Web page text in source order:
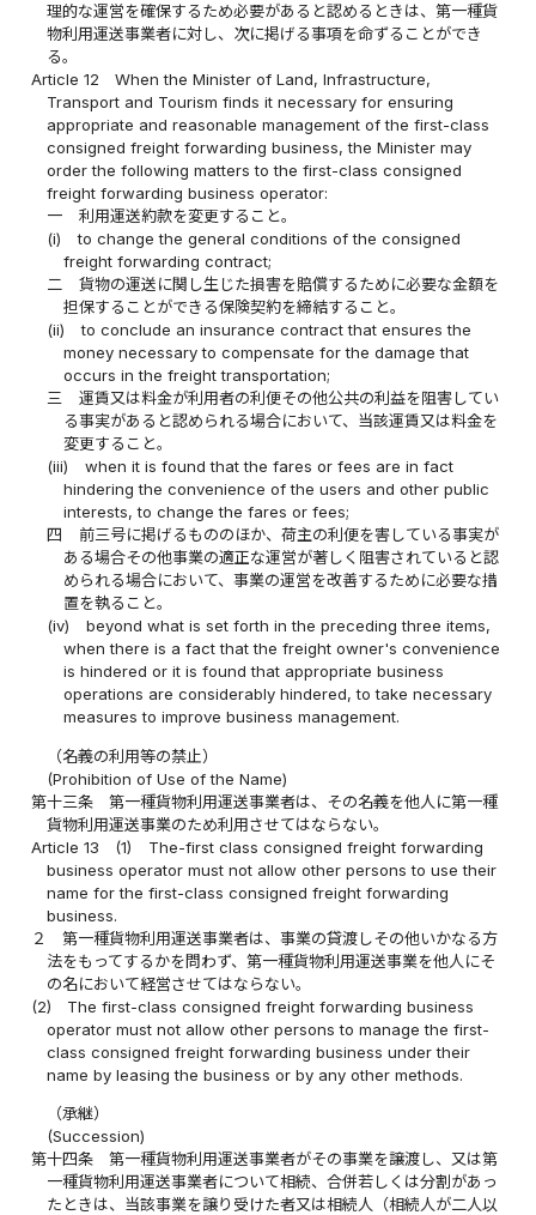
理的な運営を確保するため必要があると認めるときは、第一種貨
物利用運送事業者に対し、次に掲げる事項を命ずることができ
る。
Article 12
When the Minister of Land, Infrastructure,
Transport and Tourism finds it necessary for ensuring
appropriate and reasonable management of the first-class
consigned freight forwarding business, the Minister may
order the following matters to the first-class consigned
freight forwarding business operator:
一
利用運送約款を変更すること。
(i)
to change the general conditions of the consigned
freight forwarding contract;
二
貨物の運送に関し生じた損害を賠償するために必要な金額を
担保することができる保険契約を締結すること。
(ii)
to conclude an insurance contract that ensures the
money necessary to compensate for the damage that
occurs in the freight transportation;
三
運賃又は料金が利用者の利便その他公共の利益を阻害してい
る事実があると認められる場合において、当該運賃又は料金を
変更すること。
(iii)
when it is found that the fares or fees are in fact
hindering the convenience of the users and other public
interests, to change the fares or fees;
四
前三号に掲げるもののほか、荷主の利便を害している事実が
ある場合その他事業の適正な運営が著しく阻害されていると認
められる場合において、事業の運営を改善するために必要な措
置を執ること。
(iv)
beyond what is set forth in the preceding three items,
when there is a fact that the freight owner's convenience
is hindered or it is found that appropriate business
operations are considerably hindered, to take necessary
measures to improve business management.
（名義の利用等の禁止）
(Prohibition of Use of the Name)
第十三条
第一種貨物利用運送事業者は、その名義を他人に第一種
貨物利用運送事業のため利用させてはならない。
Article 13
(1)
The-first class consigned freight forwarding
business operator must not allow other persons to use their
name for the first-class consigned freight forwarding
business.
２
第一種貨物利用運送事業者は、事業の貸渡しその他いかなる方
法をもってするかを問わず、第一種貨物利用運送事業を他人にそ
の名において経営させてはならない。
(2)
The first-class consigned freight forwarding business
operator must not allow other persons to manage the first-
class consigned freight forwarding business under their
name by leasing the business or by any other methods.
（承継）
(Succession)
第十四条
第一種貨物利用運送事業者がその事業を譲渡し、又は第
一種貨物利用運送事業者について相続、合併若しくは分割があっ
たときは、当該事業を譲り受けた者又は相続人（相続人が二人以